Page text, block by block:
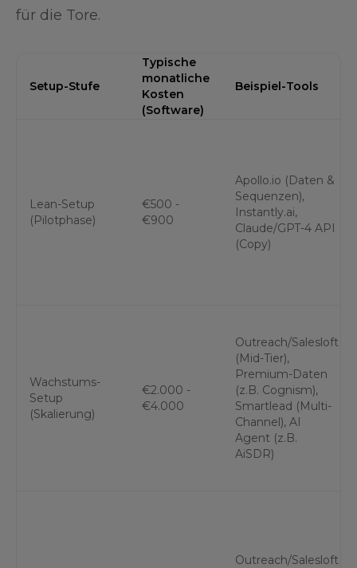
für die Tore.
Setup-Stufe
Typische
monatliche
Kosten
(Software)
Beispiel-Tools
Lean-Setup
(Pilotphase)
€500 -
€900
Apollo.io (Daten &
Sequenzen),
Instantly.ai,
Claude/GPT-4 API
(Copy)
Wachstums-
Setup
(Skalierung)
€2.000 -
€4.000
Outreach/Salesloft
(Mid-Tier),
Premium-Daten
(z.B. Cognism),
Smartlead (Multi-
Channel), AI
Agent (z.B.
AiSDR)
Outreach/Salesloft